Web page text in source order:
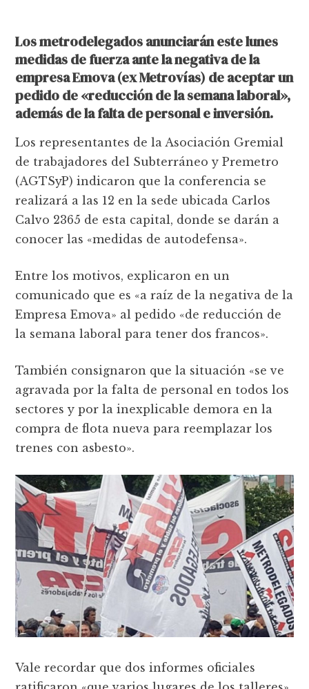
Los metrodelegados anunciarán este lunes
medidas de fuerza ante la negativa de la
empresa Emova (ex Metrovías) de aceptar un
pedido de «reducción de la semana laboral»,
además de la falta de personal e inversión.
Los representantes de la Asociación Gremial
de trabajadores del Subterráneo y Premetro
(AGTSyP) indicaron que la conferencia se
realizará a las 12 en la sede ubicada Carlos
Calvo 2365 de esta capital, donde se darán a
conocer las «medidas de autodefensa».
Entre los motivos, explicaron en un
comunicado que es «a raíz de la negativa de la
Empresa Emova» al pedido «de reducción de
la semana laboral para tener dos francos».
También consignaron que la situación «se ve
agravada por la falta de personal en todos los
sectores y por la inexplicable demora en la
compra de flota nueva para reemplazar los
trenes con asbesto».
Vale recordar que dos informes oficiales